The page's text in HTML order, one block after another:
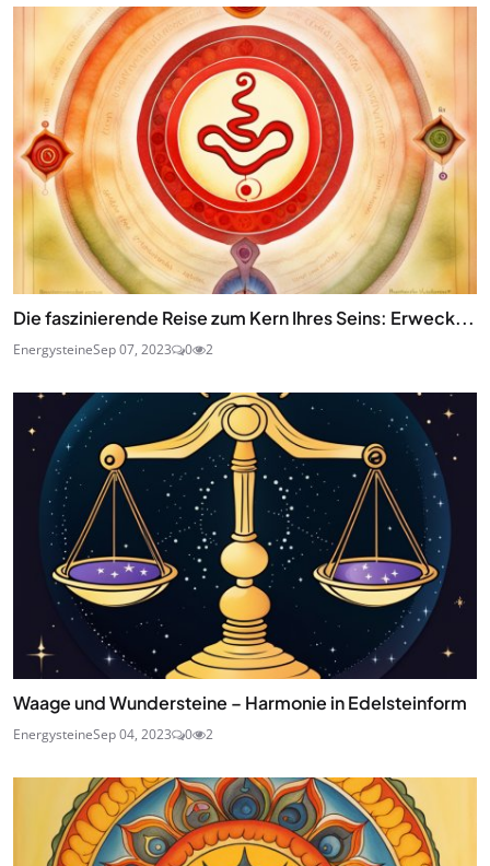
Die faszinierende Reise zum Kern Ihres Seins: Erweck...
EnergysteineSep 07, 2023 0 2
Waage und Wundersteine – Harmonie in Edelsteinform
EnergysteineSep 04, 2023 0 2